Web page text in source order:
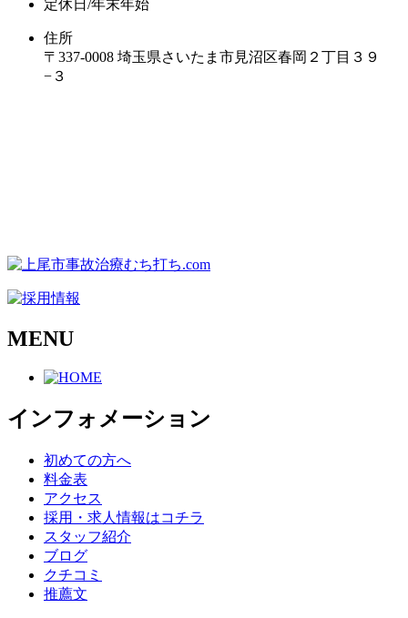
定休日/年末年始
住所
〒337-0008 埼玉県さいたま市見沼区春岡２丁目３９
−３
MENU
インフォメーション
初めての方へ
料金表
アクセス
採用・求人情報はコチラ
スタッフ紹介
ブログ
クチコミ
推薦文